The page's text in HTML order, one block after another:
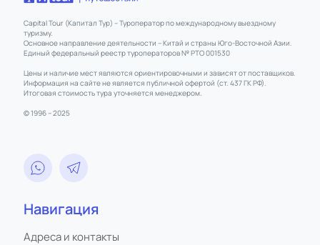
Capital Tour (Капитал Тур) – Туроператор по международному выездному
туризму.
Основное направление деятельности – Китай и страны Юго-Восточной Азии.
Единый федеральный реестр туроператоров № РТО 001530
Цены и наличие мест являются ориентировочными и зависят от поставщиков.
Информация на сайте не является публичной офертой (ст. 437 ГК РФ).
Итоговая стоимость тура уточняется менеджером.
© 1996 – 2025
Навигация
Адреса и контакты